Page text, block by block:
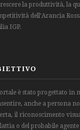
la produttività, la
dell’Arancia
IGP.
è stato progettato in
anche a persona
il riconoscimento
o del probabile agente